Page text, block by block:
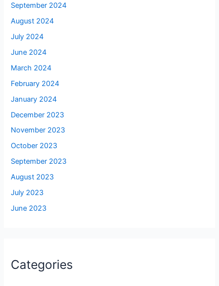
September 2024
August 2024
July 2024
June 2024
March 2024
February 2024
January 2024
December 2023
November 2023
October 2023
September 2023
August 2023
July 2023
June 2023
Categories